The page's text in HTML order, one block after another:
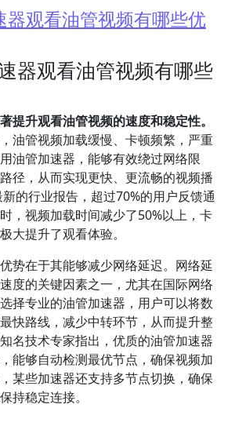
器观看油管视频有哪些优
器观看油管视频有哪些
提升观看油管视频的速度和稳定性。
油管视频加载缓慢、卡顿频繁，严重
油管加速器，能够有效绕过网络限
径，从而实现更快、更流畅的视频播
的行业报告，超过70%的用户反馈通
，视频加载时间减少了50%以上，卡
大提升了观看体验。
势在于其能够减少网络延迟。网络延
度的关键因素之一，尤其在国际网络
择专业的油管加速器，用户可以将数
快路线，减少中转环节，从而提升整
名技术专家指出，优质的油管加速器
能够自动检测最优节点，确保视频加
某些加速器还支持多节点切换，确保
持稳定连接。